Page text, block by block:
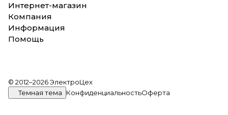
Интернет-магазин
Компания
Информация
Помощь
© 2012–2026 ЭлектроЦех
Темная тема
КонфиденциальностьОферта